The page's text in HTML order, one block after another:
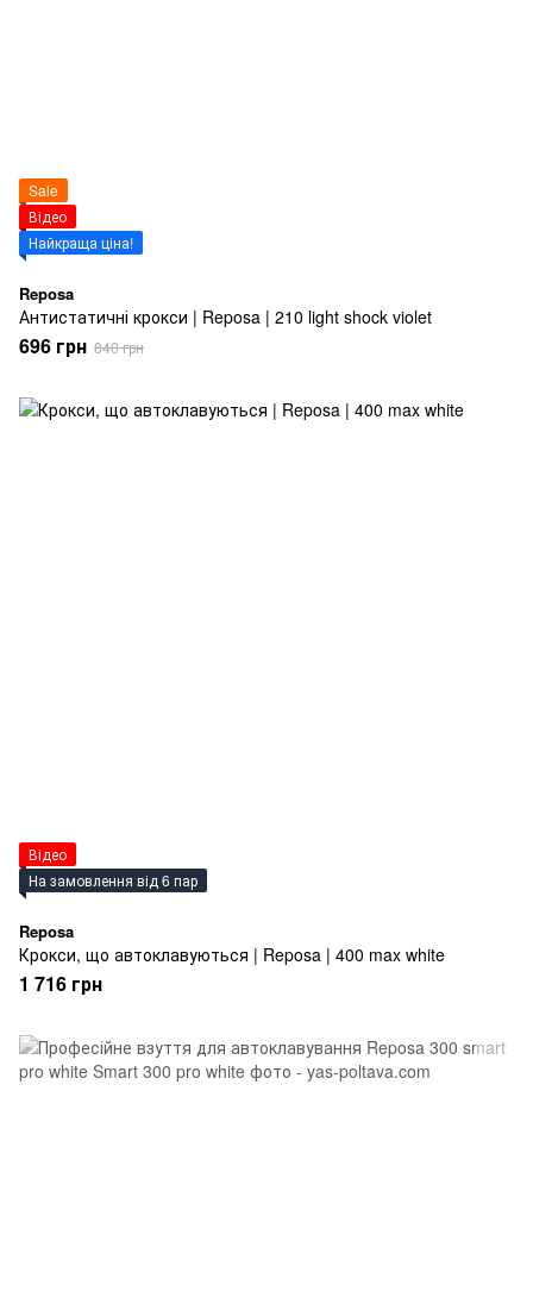
Sale
Відео
Найкраща ціна!
Reposa
Антистатичні крокси | Reposa | 210 light shock violet
696 грн 840 грн
Відео
На замовлення від 6 пар
Reposa
Крокси, що автоклавуються | Reposa | 400 max white
1 716 грн